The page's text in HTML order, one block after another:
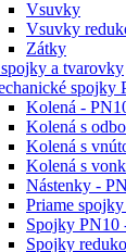
Vsuvky
Vsuvky
Zátky
a tvarovky
spojky
Kolená -
Kolená s
Kolená s
Kolená s
Nástenky -
Priame
Spojky PN10
Spojky